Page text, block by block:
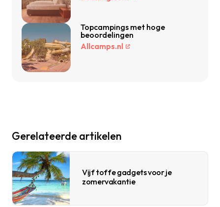
Topcampings met hoge
beoordelingen
Allcamps.nl
Gerelateerde artikelen
Vijf toffe gadgets voor je
zomervakantie